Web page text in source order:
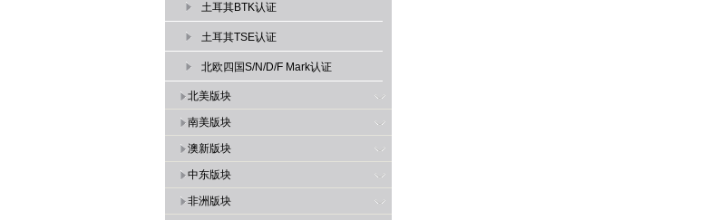
土耳其BTK认证
土耳其TSE认证
北欧四国S/N/D/F Mark认证
北美版块
南美版块
澳新版块
中东版块
非洲版块